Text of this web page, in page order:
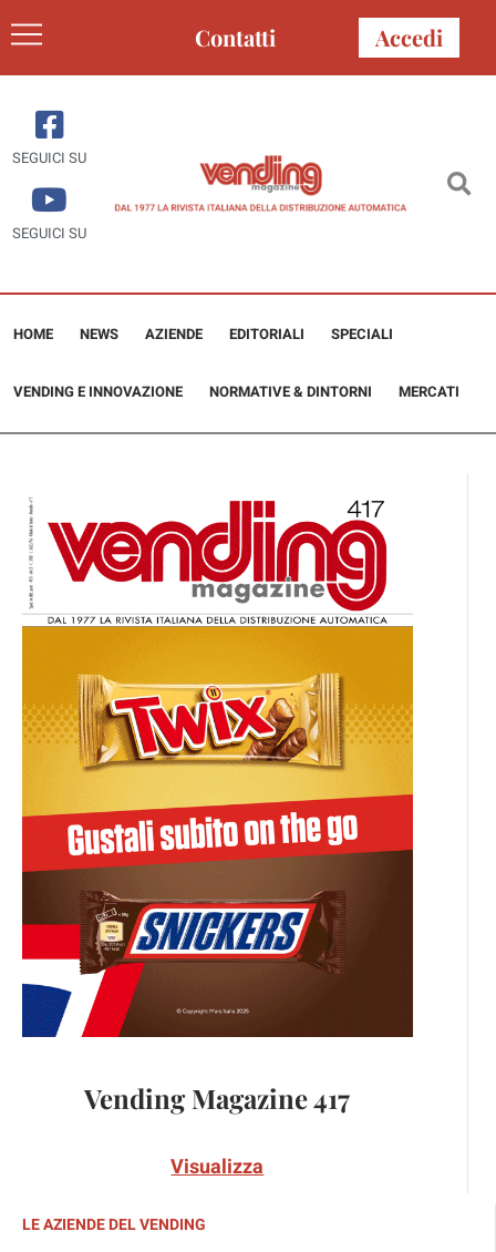
Contatti Accedi
SEGUICI SU
SEGUICI SU
HOME NEWS AZIENDE EDITORIALI SPECIALI
VENDING E INNOVAZIONE NORMATIVE & DINTORNI MERCATI
Vending Magazine 417
Visualizza
LE AZIENDE DEL VENDING